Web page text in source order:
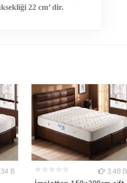
22 cm’ dir.
B
3.48 B